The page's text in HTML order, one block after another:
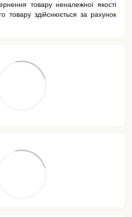
товару неналежної якості
товару здійснюється за рахунок